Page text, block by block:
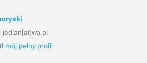
jedlan[at]wp.pl
mój pełny profil